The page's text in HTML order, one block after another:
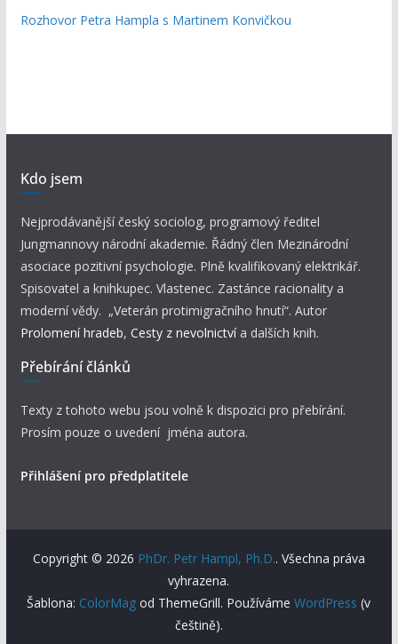
Rozhovor Petra Hampla s Martinem Konvičkou
Kdo jsem
Nejprodávanější český sociolog, programový ředitel
Jungmannovy národní akademie. Řádný člen Mezinárodní
asociace pozitivní psychologie. Plně kvalifikovaný elektrikář.
Spisovatel a knihkupec. Vlastenec. Zastánce racionality a
moderní vědy. „Veterán protimigračního hnutí“. Autor
Prolomení hradeb, Cesty z nevolnictví a dalších knih.
Přebírání článků
Texty z tohoto webu jsou volně k dispozici pro přebírání.
Prosím pouze o uvedení jména autora.
Přihlášení pro předplatitele
Copyright © 2026 PhDr. Petr Hampl, Ph.D.. Všechna práva
vyhrazena.
Šablona: ColorMag od ThemeGrill. PoužívámeWordPress (v
češtině).